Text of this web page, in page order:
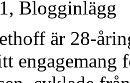
Blogginlägg
är 28-
engagemang